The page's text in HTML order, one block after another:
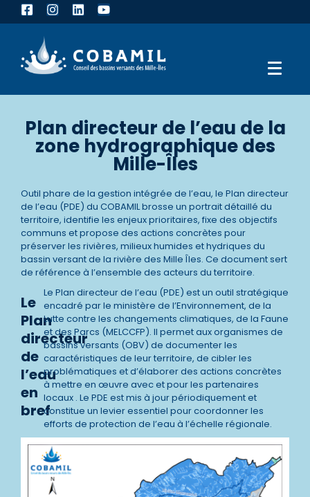
Plan directeur de l’eau de la
zone hydrographique des
Mille-Îles
Outil phare de la gestion intégrée de l’eau, le Plan directeur
de l’eau (PDE) du COBAMIL brosse un portrait détaillé du
territoire, identifie les enjeux prioritaires, fixe des objectifs
communs et propose des actions concrètes pour
préserver les rivières, milieux humides et hydriques du
bassin versant de la rivière des Mille Îles. Ce document sert
de référence à l’ensemble des acteurs du territoire.
Le
Plan
directeur
de
l’eau
en
bref
Le Plan directeur de l’eau (PDE) est un outil stratégique
encadré par le ministère de l’Environnement, de la
Lutte contre les changements climatiques, de la Faune
et des Parcs (MELCCFP). Il permet aux organismes de
bassins versants (OBV) de documenter les
caractéristiques de leur territoire, de cibler les
problématiques et d’élaborer des actions concrètes
à mettre en œuvre avec et pour les partenaires
locaux . Le PDE est mis à jour périodiquement et
constitue un levier essentiel pour coordonner les
efforts de protection de l’eau à l’échelle régionale.